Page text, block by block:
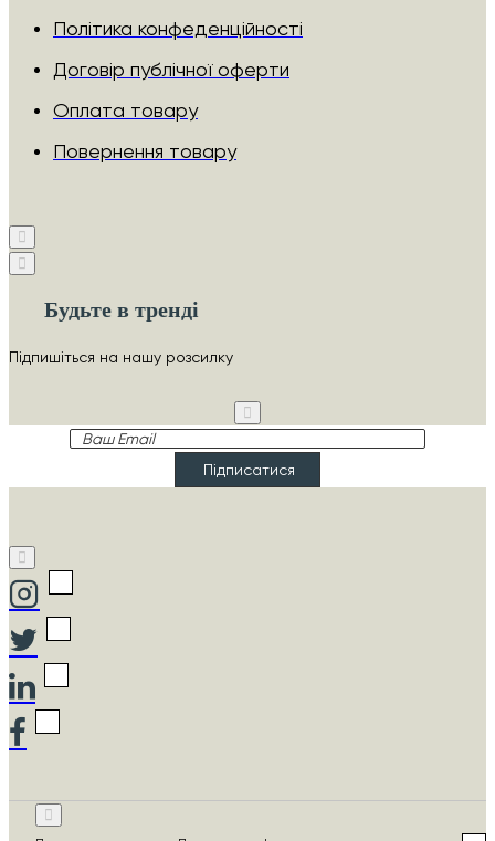
Політика конфеденційності
Договір публічної оферти
Оплата товару
Повернення товару
Будьте в тренді
Підпишіться на нашу розсилку
Ваш
Підписатися